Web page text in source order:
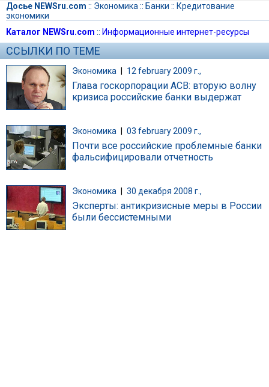
Досье NEWSru.com :: Экономика :: Банки :: Кредитование
экономики
Каталог NEWSru.com :: Информационные интернет-ресурсы
ССЫЛКИ ПО ТЕМЕ
Экономика | 12 february 2009 г.,
Глава госкорпорации АСВ: вторую волну
кризиса российские банки выдержат
Экономика 03 february 2009 г.,
Почти все российские проблемные банки
фальсифицировали отчетность
Экономика 30 декабря 2008 г.,
Эксперты: антикризисные меры в России
были бессистемными